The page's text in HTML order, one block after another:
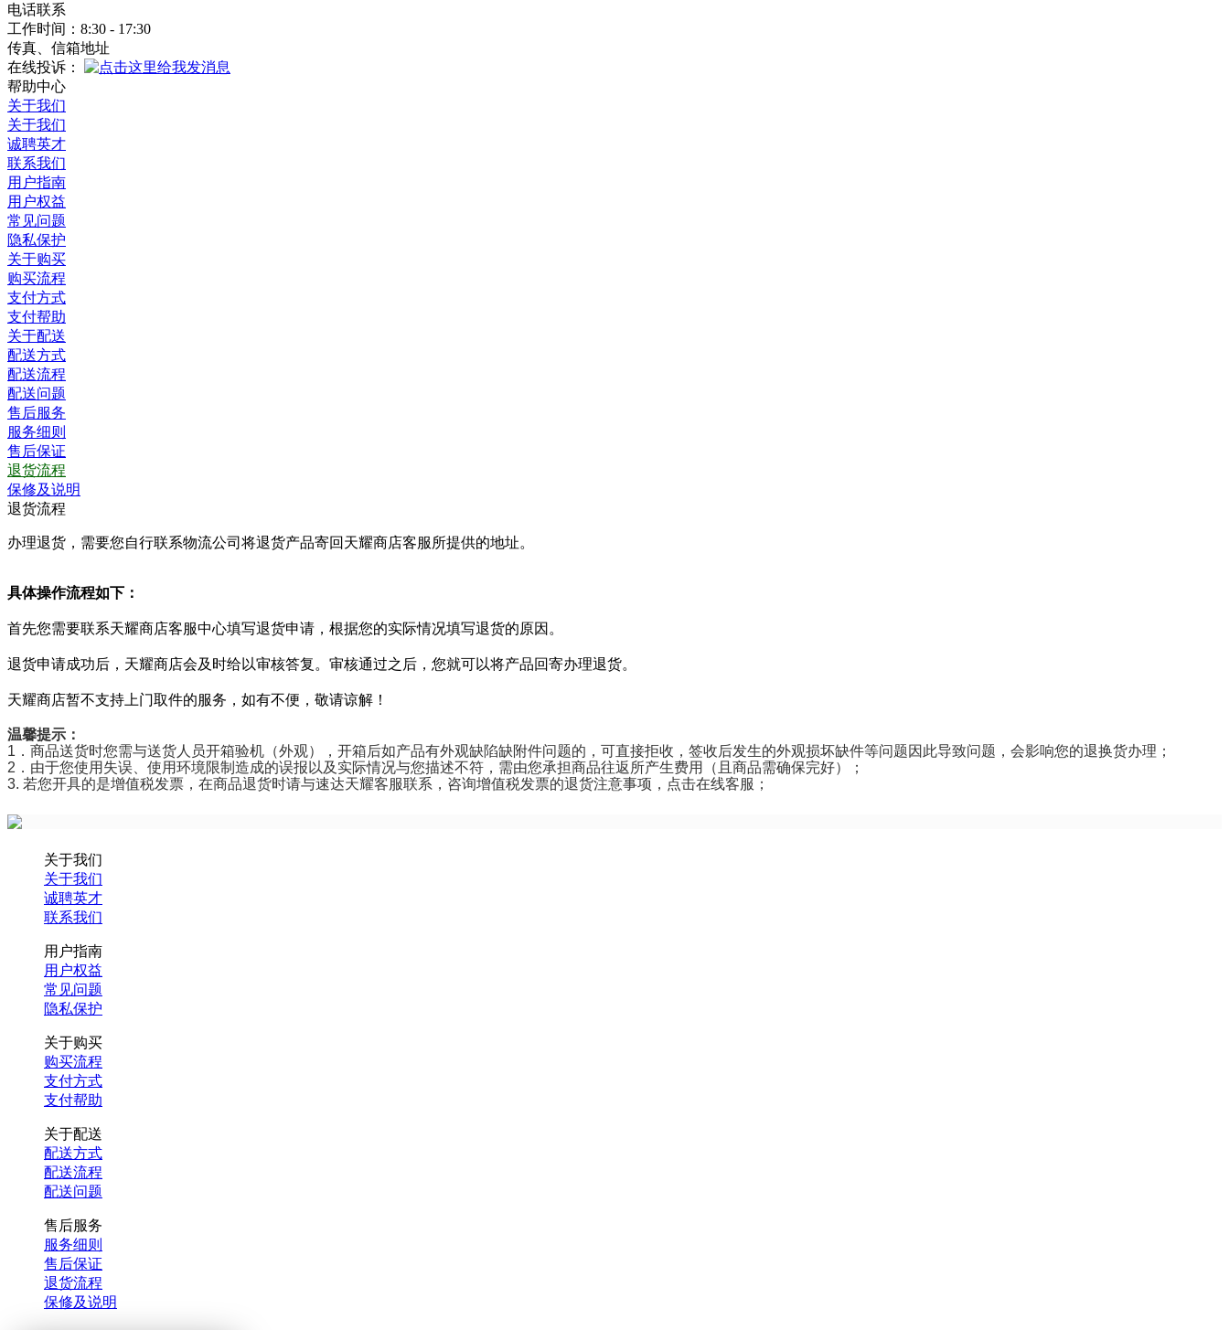
电话联系
工作时间： 8:30 - 17:30
传真、信箱地址
在线投诉：
帮助中心
关于我们
关于我们
诚聘英才
联系我们
用户指南
用户权益
常见问题
隐私保护
关于购买
购买流程
支付方式
支付帮助
关于配送
配送方式
配送流程
配送问题
售后服务
服务细则
售后保证
退货流程
保修及说明
退货流程
办理退货，需要您自行联系物流公司将退货产品寄回天耀商店客服所提供的地址。
具体操作流程如下：
首先您需要联系天耀商店客服中心填写退货申请，根据您的实际情况填写退货的原因。
退货申请成功后， 天耀商店会及时给以审核答复。审核通过之后，您就可以将产品回寄办理退货。
天耀商店暂不支持上门取件的服务，如有不便，敬请谅解！
温馨提示：
1．商品送货时您需与送货人员开箱验机（外观），开箱后如产品有外观缺陷缺附件问题的，可直接拒收，签收后发生的外观损坏缺件等问题因此导致问题，会影响您的退换货办理；
2．由于您使用失误、使用环境限制造成的误报以及实际情况与您描述不符，需由您承担商品往返所产生费用（且商品需确保完好）；
3. 若您开具的是增值税发票，在商品退货时请与速达天耀客服联系，咨询增值税发票的退货注意事项，点击在线客服；
关于我们
关于我们
诚聘英才
联系我们
用户指南
用户权益
常见问题
隐私保护
关于购买
购买流程
支付方式
支付帮助
关于配送
配送方式
配送流程
配送问题
售后服务
服务细则
售后保证
退货流程
保修及说明